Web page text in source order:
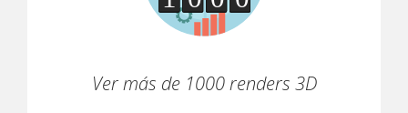
Ver más de 1000 renders 3D